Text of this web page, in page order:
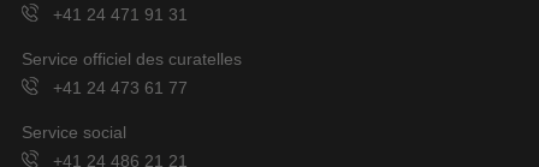
+41 24 471 91 31
Service officiel des curatelles
+41 24 473 61 77
Service social
+41 24 486 21 21